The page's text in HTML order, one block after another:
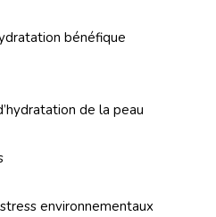
bénéfique
de la peau
environnementaux